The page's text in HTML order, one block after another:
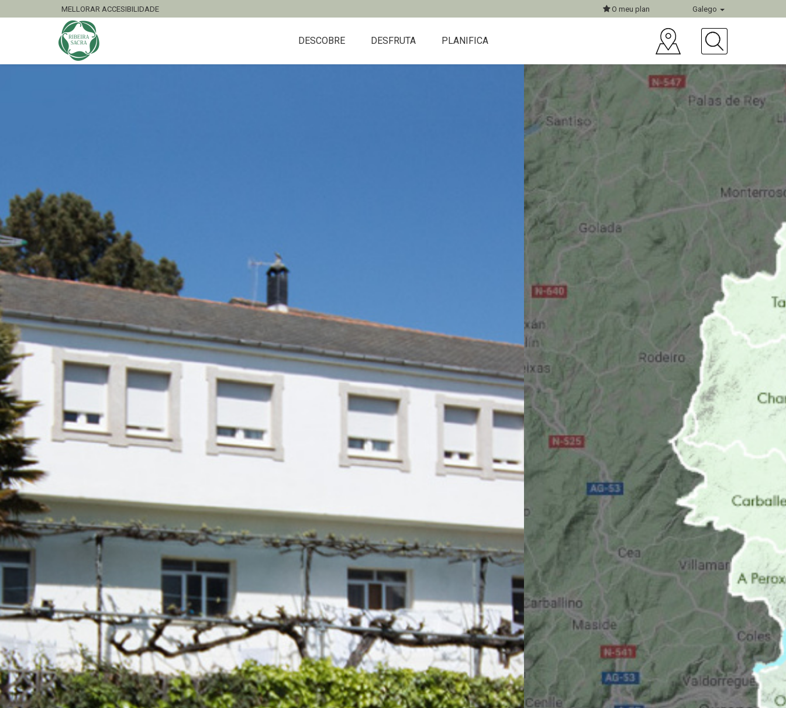
MELLORAR ACCESIBILIDADE O meu plan Galego
DESCOBRE DESFRUTA PLANIFICA